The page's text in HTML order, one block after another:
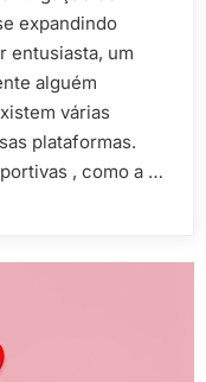
expandindo
entusiasta, um
alguém
várias
plataformas.
, como a …